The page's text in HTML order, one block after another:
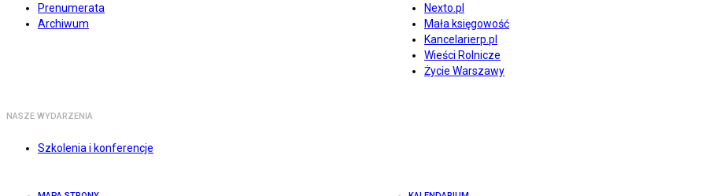
Prenumerata
Archiwum
Nexto.pl
Mała księgowość
Kancelarierp.pl
Wieści Rolnicze
Życie Warszawy
NASZE WYDARZENIA
Szkolenia i konferencje